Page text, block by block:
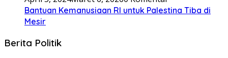
Bantuan Kemanusiaan RI untuk Palestina Tiba di
Mesir
Berita Politik